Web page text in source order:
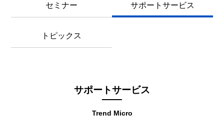
セミナー サポートサービス
トピックス
Trend Micro
サポートサービス